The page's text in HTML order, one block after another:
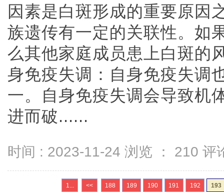
因素是白斑形成的重要原因
族遗传有一定的关联性。如
么其他家庭成员患上白斑的
身免疫失调：自身免疫失调
一。自身免疫失调会导致机
进而破......
时间 : 2023-11-24 浏览 ： 210 评
1... << 188 189 190 191 192 193